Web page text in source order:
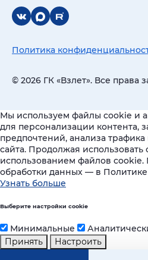
© 2026 ГК «Взлет». Все права
Политика
Мы используем файлы cookie и
для персонализации контента,
предпочтений, анализа
сайта. Продолжая использовать
использованием файлов
обработки данных — в
Узнать больше
Выберите настройки cookie
Минимальные
Принять
Настроить